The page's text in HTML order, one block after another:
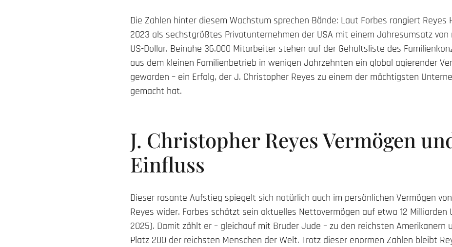
Die Zahlen hinter diesem Wachstum sprechen Bände: Laut Forbes rangiert Reyes
2023 als sechstgrößtes Privatunternehmen der USA mit einem Jahresumsatz von
US-Dollar. Beinahe 36.000 Mitarbeiter stehen auf der Gehaltsliste des
aus dem kleinen Familienbetrieb in wenigen Jahrzehnten ein global agierender
geworden – ein Erfolg, der J. Christopher Reyes zu einem der mächtigsten
gemacht hat.
J. Christopher Reyes Vermögen
Einfluss
Dieser rasante Aufstieg spiegelt sich natürlich auch im persönlichen Vermögen
Reyes wider. Forbes schätzt sein aktuelles Nettovermögen auf etwa 12 Milliarden
2025). Damit zählt er – gleichauf mit Bruder Jude – zu den reichsten Amerikanern
Platz 200 der reichsten Menschen der Welt. Trotz dieser enormen Zahlen bleibt